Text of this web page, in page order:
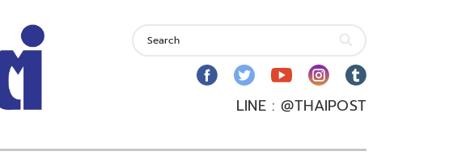
LINE : @THAIPOST